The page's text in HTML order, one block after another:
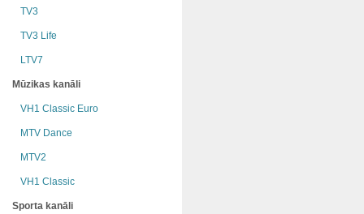
TV3
TV3 Life
LTV7
Mūzikas kanāli
VH1 Classic Euro
MTV Dance
MTV2
VH1 Classic
Sporta kanāli